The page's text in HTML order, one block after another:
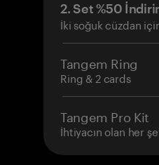
2. Set %50
İki soğuk cüzdan
Tangem Ring
Ring & 2 cards
Tangem Pro Kit
İhtiyacın olan her